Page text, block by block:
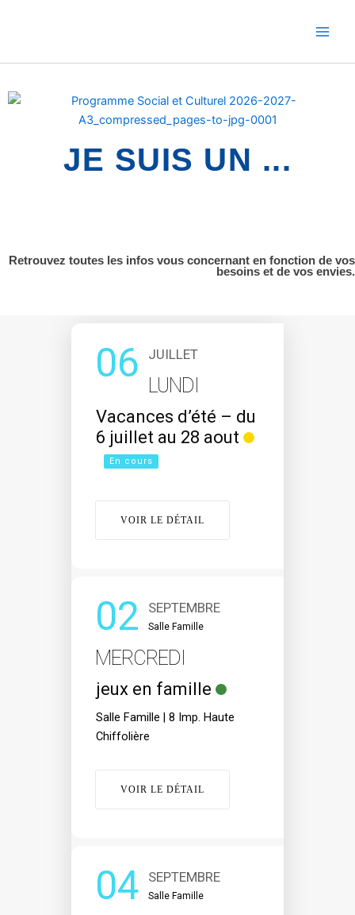
JE SUIS UN ...
Retrouvez toutes les infos vous concernant en fonction de vos
besoins et de vos envies.
06 JUILLET
LUNDI
Vacances d’été – du
6 juillet au 28 aout
En cours
VOIR LE DÉTAIL
02 SEPTEMBRE
Salle Famille
MERCREDI
jeux en famille
Salle Famille | 8 Imp. Haute
Chiffolière
VOIR LE DÉTAIL
04 SEPTEMBRE
Salle Famille